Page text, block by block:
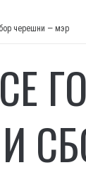
черешни — мэр